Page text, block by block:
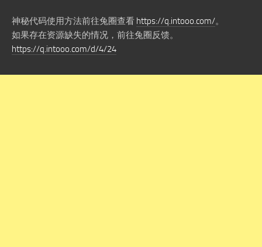
神秘代码使用方法前往兔圈查看 https://q.intooo.com/。
如果存在资源缺失的情况，前往兔圈反馈。
https://q.intooo.com/d/4/24